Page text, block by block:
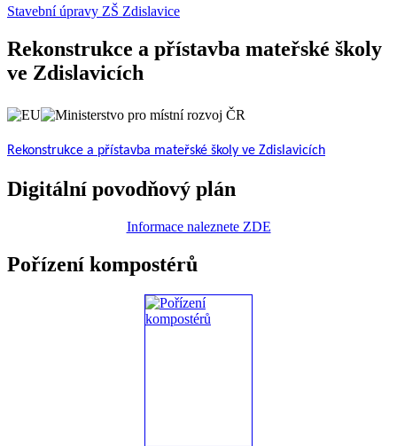
Stavební úpravy ZŠ Zdislavice
Rekonstrukce a přístavba mateřské školy
ve Zdislavicích
Rekonstrukce a přístavba mateřské školy ve Zdislavicích
Digitální povodňový plán
Informace naleznete ZDE
Pořízení kompostérů